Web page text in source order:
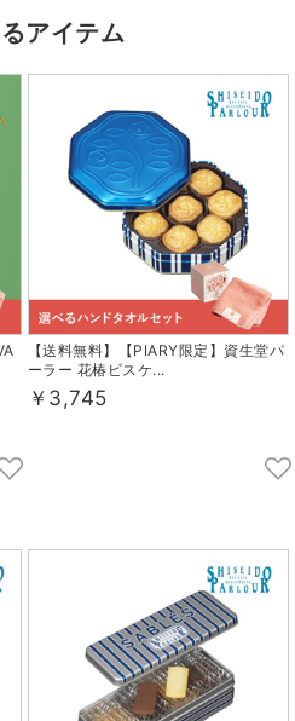
アイテム
【送料無料】【PIARY限定】資生堂パ
ーラー 花椿ビスケ...
￥3,745